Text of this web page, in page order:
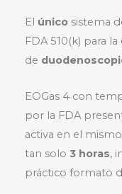
El único sistema
FDA 510(k) para
de
EOGas 4 con
por la FDA
activa en el
tan solo 3 horas,
práctico formato